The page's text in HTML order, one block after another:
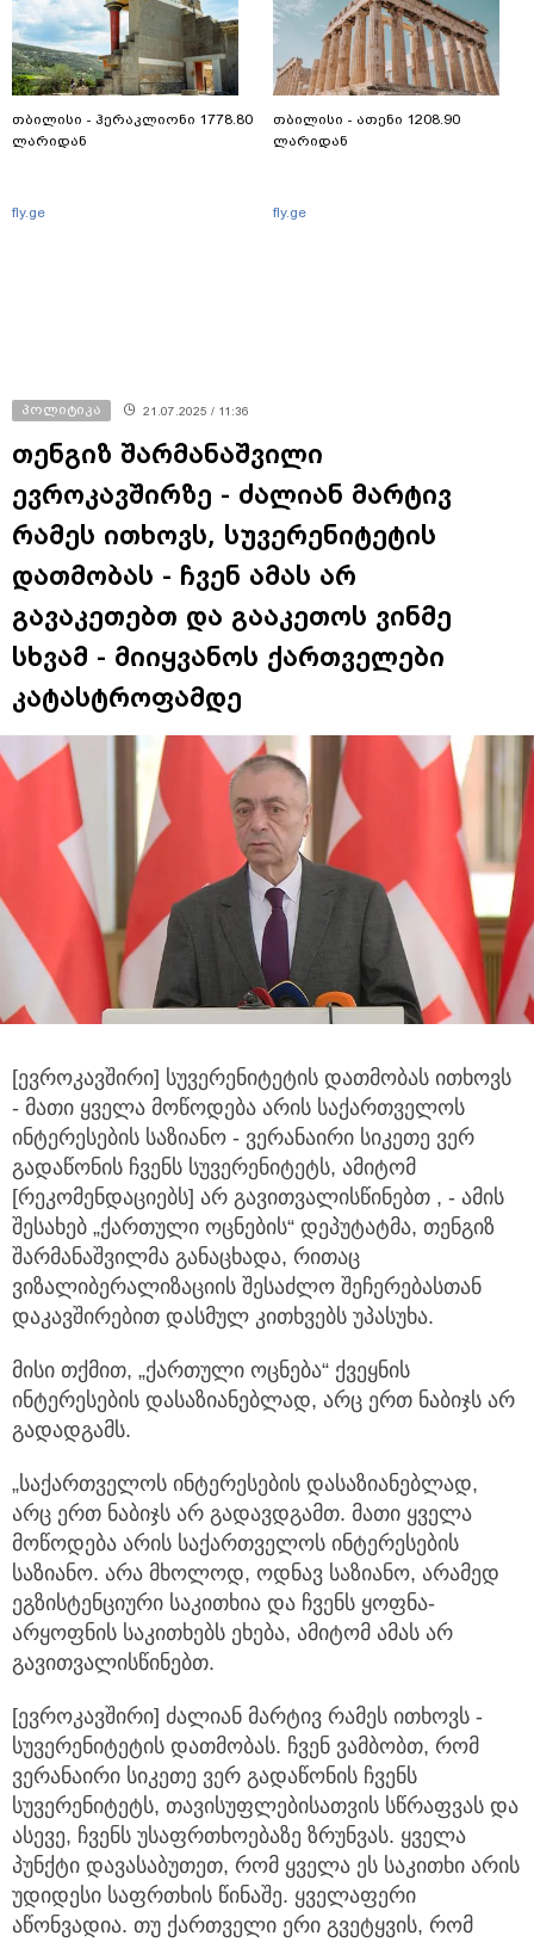
თბილისი - ჰერაკლიონი 1778.80
ლარიდან
fly.ge
თბილისი - ათენი 1208.90
ლარიდან
fly.ge
პოლიტიკა 21.07.2025 / 11:36
თენგიზ შარმანაშვილი
ევროკავშირზე - ძალიან მარტივ
რამეს ითხოვს, სუვერენიტეტის
დათმობას - ჩვენ ამას არ
გავაკეთებთ და გააკეთოს ვინმე
სხვამ - მიიყვანოს ქართველები
კატასტროფამდე
[ევროკავშირი] სუვერენიტეტის დათმობას ითხოვს
- მათი ყველა მოწოდება არის საქართველოს
ინტერესების საზიანო - ვერანაირი სიკეთე ვერ
გადაწონის ჩვენს სუვერენიტეტს, ამიტომ
[რეკომენდაციებს] არ გავითვალისწინებთ , - ამის
შესახებ „ქართული ოცნების“ დეპუტატმა, თენგიზ
შარმანაშვილმა განაცხადა, რითაც
ვიზალიბერალიზაციის შესაძლო შეჩერებასთან
დაკავშირებით დასმულ კითხვებს უპასუხა.
მისი თქმით, „ქართული ოცნება“ ქვეყნის
ინტერესების დასაზიანებლად, არც ერთ ნაბიჯს არ
გადადგამს.
„საქართველოს ინტერესების დასაზიანებლად,
არც ერთ ნაბიჯს არ გადავდგამთ. მათი ყველა
მოწოდება არის საქართველოს ინტერესების
საზიანო. არა მხოლოდ, ოდნავ საზიანო, არამედ
ეგზისტენციური საკითხია და ჩვენს ყოფნა-
არყოფნის საკითხებს ეხება, ამიტომ ამას არ
გავითვალისწინებთ.
[ევროკავშირი] ძალიან მარტივ რამეს ითხოვს -
სუვერენიტეტის დათმობას. ჩვენ ვამბობთ, რომ
ვერანაირი სიკეთე ვერ გადაწონის ჩვენს
სუვერენიტეტს, თავისუფლებისათვის სწრაფვას და
ასევე, ჩვენს უსაფრთხოებაზე ზრუნვას. ყველა
პუნქტი დავასაბუთეთ, რომ ყველა ეს საკითხი არის
უდიდესი საფრთხის წინაშე. ყველაფერი
აწონვადია. თუ ქართველი ერი გვეტყვის, რომ